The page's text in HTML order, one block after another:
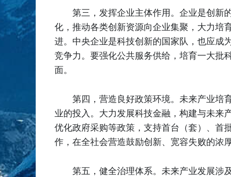
第三，发挥企业主体作用。企业是创新
化，推动各类创新资源向企业集聚，大力培
进。中央企业是科技创新的国家队，也应成
竞争力。要强化公共服务供给，培育一大批
面。
第四，营造良好政策环境。未来产业培
业的投入。大力发展科技金融，构建与未来
优化政府采购等政策，支持首台（套）、首
作，在全社会营造鼓励创新、宽容失败的浓
第五，健全治理体系。未来产业发展涉